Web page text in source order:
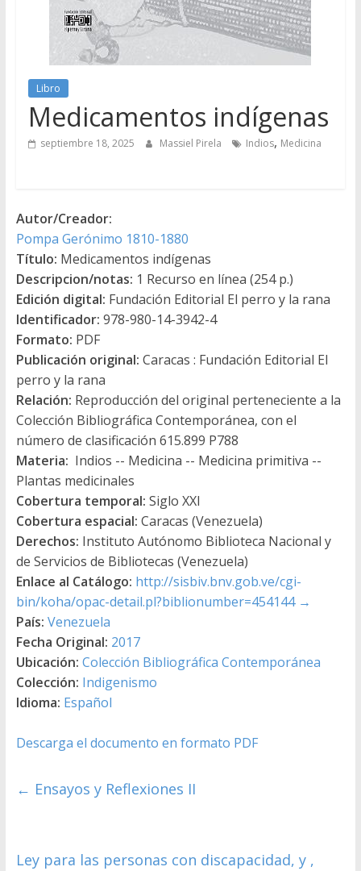
Libro
Medicamentos indígenas
septiembre 18, 2025 Massiel Pirela Indios, Medicina
Autor/Creador:
Pompa Gerónimo 1810-1880
Título: Medicamentos indígenas
Descripcion/notas: 1 Recurso en línea (254 p.)
Edición digital: Fundación Editorial El perro y la rana
Identificador: 978-980-14-3942-4
Formato: PDF
Publicación original: Caracas : Fundación Editorial El
perro y la rana
Relación: Reproducción del original perteneciente a la
Colección Bibliográfica Contemporánea, con el
número de clasificación 615.899 P788
Materia: Indios -- Medicina -- Medicina primitiva --
Plantas medicinales
Cobertura temporal: Siglo XXI
Cobertura espacial: Caracas (Venezuela)
Derechos: Instituto Autónomo Biblioteca Nacional y
de Servicios de Bibliotecas (Venezuela)
Enlace al Catálogo: http://sisbiv.bnv.gob.ve/cgi-
bin/koha/opac-detail.pl?biblionumber=454144 →
País: Venezuela
Fecha Original: 2017
Ubicación: Colección Bibliográfica Contemporánea
Colección: Indigenismo
Idioma: Español
Descarga el documento en formato PDF
← Ensayos y Reflexiones II
Ley para las personas con discapacidad, y ,